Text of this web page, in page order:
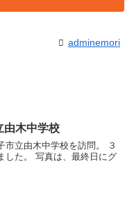
adminemori
由木中学校
市立由木中学校を訪問。 ３
した。 写真は、最終日にグ